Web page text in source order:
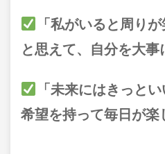
「私がいると周り
と思えて、自分を大事
「未来にはきっと
希望を持って毎日が楽